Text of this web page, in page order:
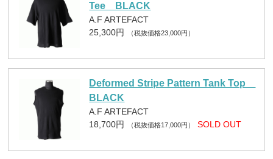
Tee BLACK
A.F ARTEFACT
25,300円
（税抜価格23,000円）
Deformed Stripe Pattern Tank Top
BLACK
A.F ARTEFACT
18,700円
（税抜価格17,000円） SOLD OUT